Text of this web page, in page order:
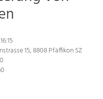
15, 8808 Pfäffikon SZ